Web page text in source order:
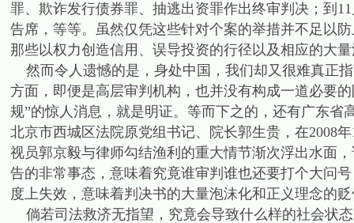
罪、欺诈发行债券罪、抽逃出资罪作出终审判决；到
告席，等等。虽然仅凭这些针对个案的举措并不足以
那些以权力创造信用、误导投资的行径以及相应的大
然而令人遗憾的是，身处中国，我们却又很难真正
方面，即便是高层审判机构，也并没有构成一道必要
规”的惊人消息，就是明证。等而下之的，还有广东
北京市西城区法院原党组书记、院长郭生贵，在2008
视员郭京毅与律师勾结渔利的重大情节渐次浮出水面
告的非常事态，意味着究竟谁审判谁也还要打个大问
度上失效，意味着判决书的大量泡沫化和正义理念的
倘若司法救济无指望，究竟会导致什么样的社会状